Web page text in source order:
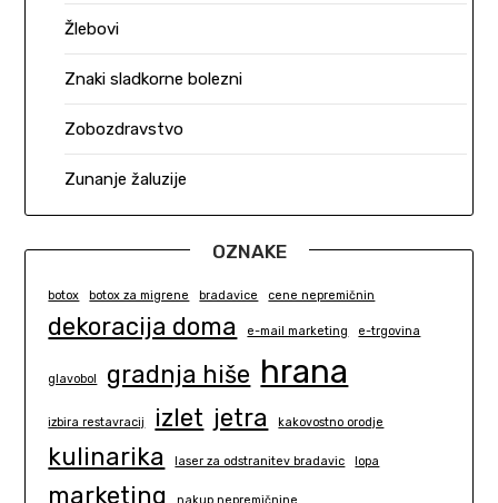
Žlebovi
Znaki sladkorne bolezni
Zobozdravstvo
Zunanje žaluzije
OZNAKE
botox botox za migrene bradavice cene nepremičnin
dekoracija doma e-mail marketing e-trgovina
glavobol gradnja hiše hrana
izbira restavracij izlet jetra kakovostno orodje
kulinarika laser za odstranitev bradavic lopa
marketing